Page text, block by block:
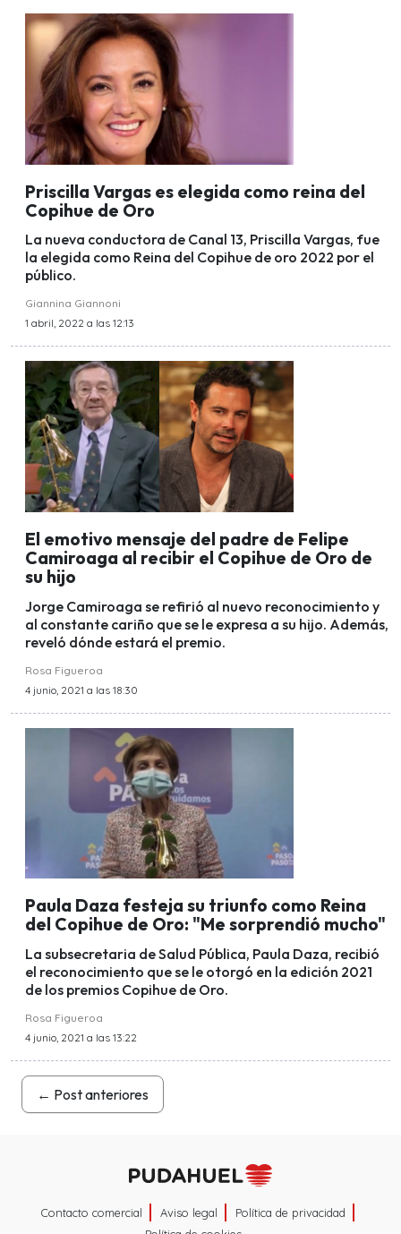
Priscilla Vargas es elegida como reina del
Copihue de Oro
La nueva conductora de Canal 13, Priscilla Vargas, fue
la elegida como Reina del Copihue de oro 2022 por el
público.
Giannina Giannoni
1 abril, 2022 a las 12:13
El emotivo mensaje del padre de Felipe
Camiroaga al recibir el Copihue de Oro de
su hijo
Jorge Camiroaga se refirió al nuevo reconocimiento y
al constante cariño que se le expresa a su hijo. Además,
reveló dónde estará el premio.
Rosa Figueroa
4 junio, 2021 a las 18:30
Paula Daza festeja su triunfo como Reina
del Copihue de Oro: "Me sorprendió mucho"
La subsecretaria de Salud Pública, Paula Daza, recibió
el reconocimiento que se le otorgó en la edición 2021
de los premios Copihue de Oro.
Rosa Figueroa
4 junio, 2021 a las 13:22
← Post anteriores
Contacto comercial Aviso legal
Política de privacidad